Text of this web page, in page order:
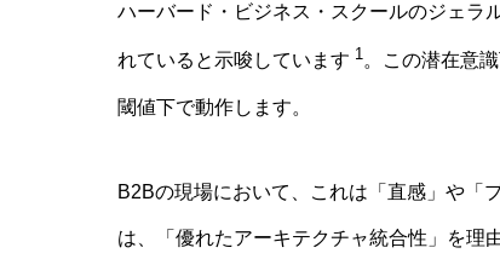
ハーバード・ビジネス・スクールのジェラ
れていると示唆しています 1。この潜在意
閾値下で動作します。
B2Bの現場において、これは「直感」や「
は、「優れたアーキテクチャ統合性」を理